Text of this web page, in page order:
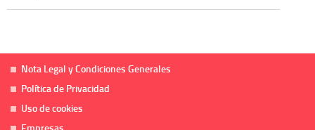
Nota Legal y Condiciones Generales
Política de Privacidad
Uso de cookies